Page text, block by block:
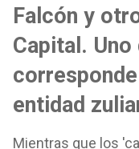
Falcón y
Capital.
entidad
Mientras que los